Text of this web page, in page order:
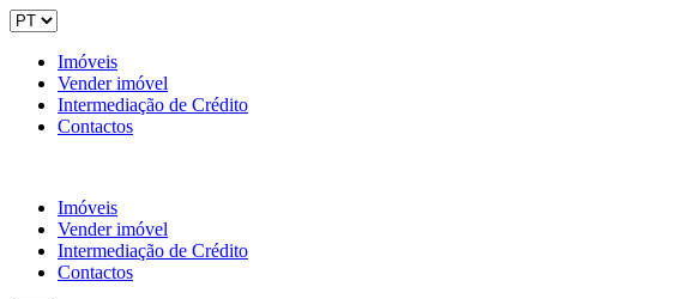
Imóveis
Vender imóvel
Intermediação de Crédito
Contactos
Imóveis
Vender imóvel
Intermediação de Crédito
Contactos